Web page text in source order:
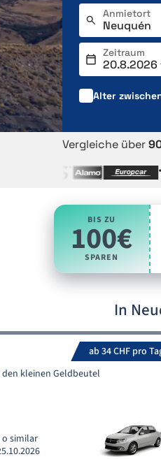
Anmietort
Zeitraum
Alter
Vergleiche über
BIS ZU
100€
SPAREN
In
ab 34 CHF pro
kleinen Geldbeutel
o similar